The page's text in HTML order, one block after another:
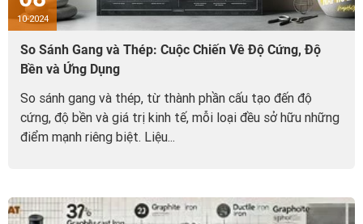
10-2024
So Sánh Gang và Thép: Cuộc Chiến Về Độ Cứng, Độ
Bền và Ứng Dụng
So sánh gang và thép, từ thành phần cấu tạo đến độ
cứng, độ bền và giá trị kinh tế, mỗi loại đều sở hữu những
điểm mạnh riêng biệt. Liệu...